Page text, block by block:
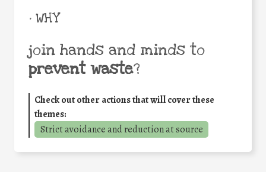
• WHY
join hands and minds to
prevent waste?
Check out other actions that will cover these
themes:
Strict avoidance and reduction at source